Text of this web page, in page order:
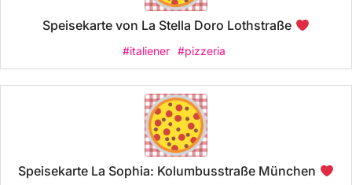
Speisekarte von La Stella Doro Lothstraße
#italiener #pizzeria
Speisekarte La Sophia: Kolumbusstraße München